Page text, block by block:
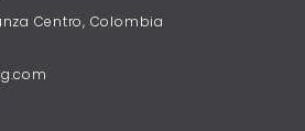
Centro, Colombia